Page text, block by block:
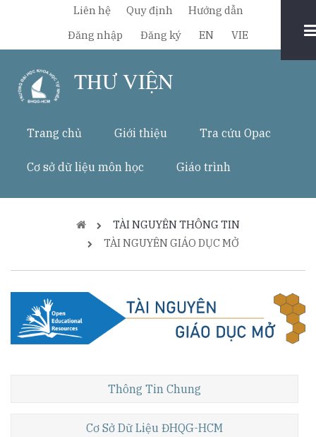
nội
Liên hệ Quy định Hướng dẫn
Chuyển
đổi
ngôn
Đăng nhập Đăng ký EN VIE
THƯ VIỆN
Trang chủ Giới thiệu Tra cứu Opac
Cơ sở dữ liệu môn học Giáo trình
BreadcrumbTÀI NGUYÊN THÔNG TIN
TÀI NGUYÊN GIÁO DỤC MỞ
Thông Tin Chung
Cơ Sở Dữ Liệu ĐHQG-HCM